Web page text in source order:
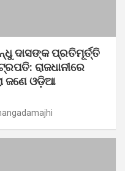
ଦାସଙ୍କ ପ୍ରତିମୂର୍ତ୍ତି
ରାଜଧାନୀରେ
ଜଣେ ଓଡ଼ିଆ